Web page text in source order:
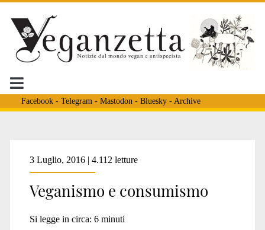
Facebook- Telegram - Mastodon - Bluesky- Archive
Tag:
<span>Rodriguez</
3 Luglio, 2016 | 4.112 letture
Veganismo e consumismo
Si legge in circa: 6 minuti